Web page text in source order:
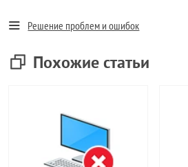
Решение проблем и ошибок
Похожие статьи